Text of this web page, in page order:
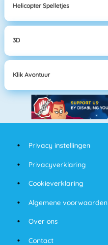
Helicopter Spelletjes
3D
Klik Avontuur
Privacy instellingen
Privacyverklaring
Cookieverklaring
Algemene voorwaarden
Over ons
Contact